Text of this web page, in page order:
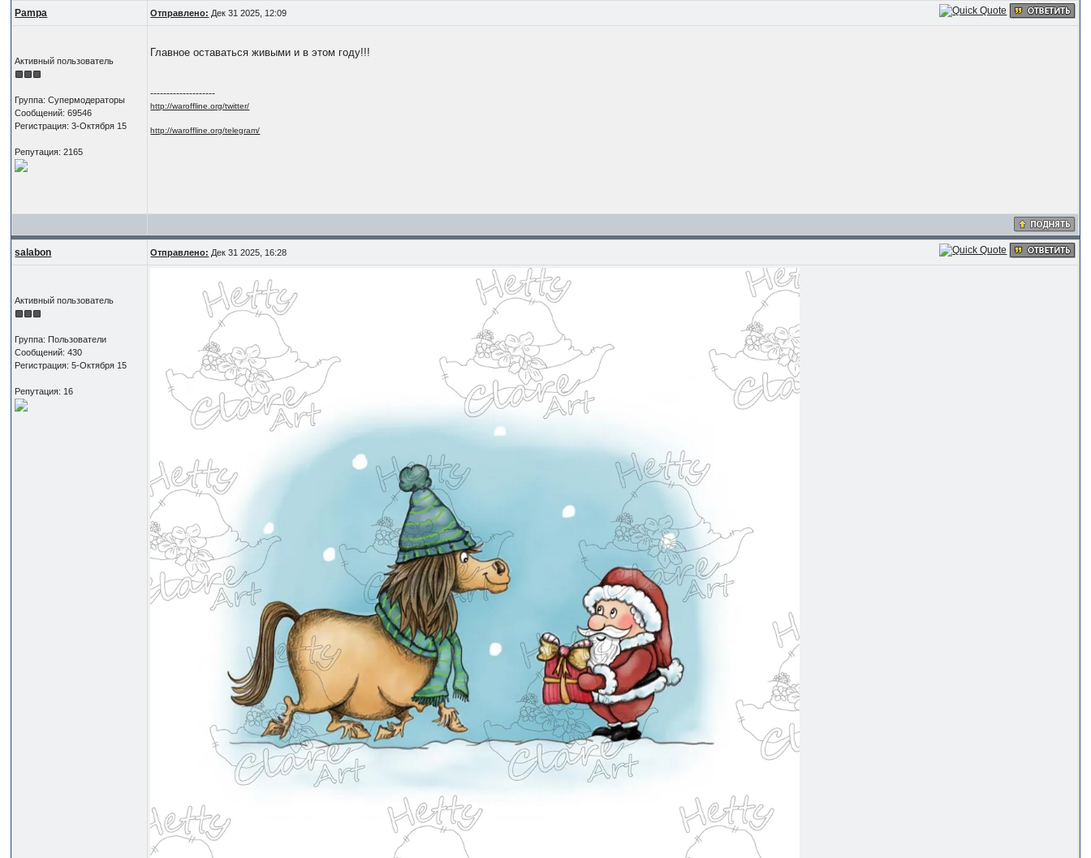
Pampa Отправлено: Дек 31 2025, 12:09
Активный пользователь
Группа: Супермодераторы
Сообщений: 69546
Регистрация: 3-Октября 15
Репутация: 2165
Главное оставаться живыми и в этом году!!!
--------------------
http://waroffline.org/twitter/
http://waroffline.org/telegram/
salabon Отправлено: Дек 31 2025, 16:28
Активный пользователь
Группа: Пользователи
Сообщений: 430
Регистрация: 5-Октября 15
Репутация: 16